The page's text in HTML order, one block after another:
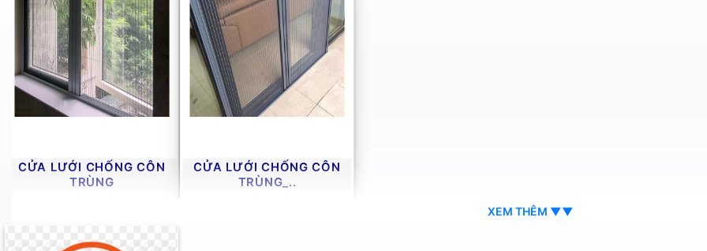
CỬA LƯỚI CHỐNG CÔN
TRÙNG
CỬA LƯỚI CHỐNG CÔN
TRÙNG_..
XEM THÊM ▼▼